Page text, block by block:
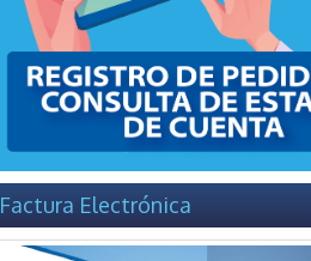
Factura Electrónica